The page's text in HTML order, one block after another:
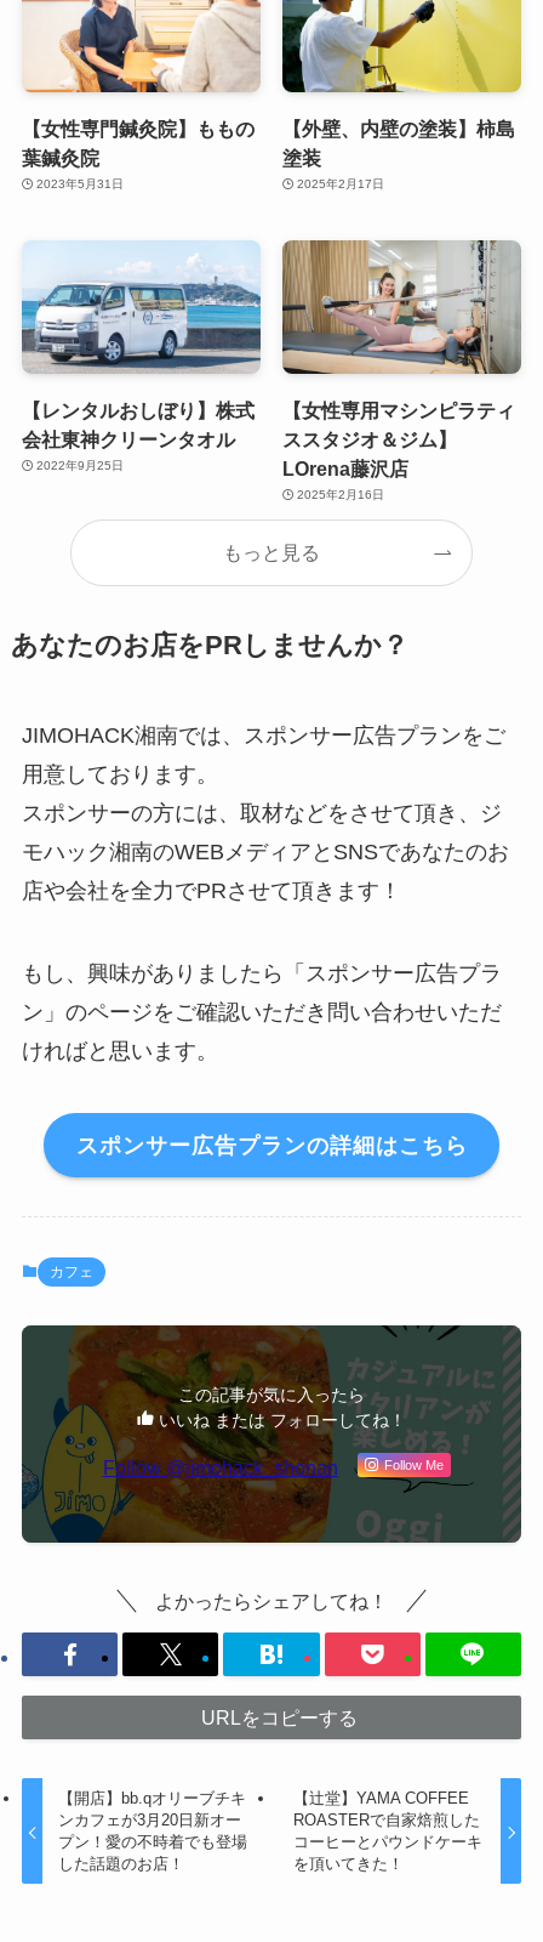
【女性専門鍼灸院】ももの
葉鍼灸院
2023年5月31日
【外壁、内壁の塗装】柿島
塗装
2025年2月17日
【レンタルおしぼり】株式
会社東神クリーンタオル
2022年9月25日
【女性専用マシンピラティ
ススタジオ＆ジム】
LOrena藤沢店
2025年2月16日
もっと見る
あなたのお店をPRしませんか？
JIMOHACK湘南では、スポンサー広告プランをご
用意しております。
スポンサーの方には、取材などをさせて頂き、ジ
モハック湘南のWEBメディアとSNSであなたのお
店や会社を全力でPRさせて頂きます！
もし、興味がありましたら「スポンサー広告プラ
ン」のページをご確認いただき問い合わせいただ
ければと思います。
スポンサー広告プランの詳細はこちら
カフェ
この記事が気に入ったら
いいね または フォローしてね！
Follow @jimohack_shonan Follow Me
よかったらシェアしてね！
URLをコピーする
【開店】bb.qオリーブチキ
ンカフェが3月20日新オー
プン！愛の不時着でも登場
した話題のお店！
【辻堂】YAMA COFFEE
ROASTERで自家焙煎した
コーヒーとパウンドケーキ
を頂いてきた！